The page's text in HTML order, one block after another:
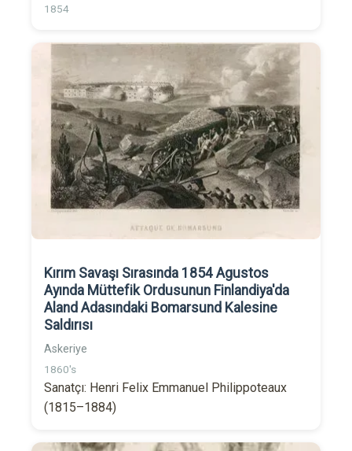
1854
Kırım Savaşı Sırasında 1854 Agustos
Ayında Müttefik Ordusunun Finlandiya'da
Aland Adasındaki Bomarsund Kalesine
Saldırısı
Askeriye
1860's
Sanatçı: Henri Felix Emmanuel Philippoteaux
(1815–1884)